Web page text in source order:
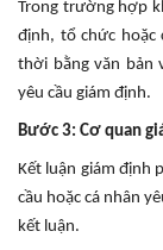
Trong trường hợp
định, tổ chức hoặc
thời bằng văn bản
yêu cầu giám định.
Bước 3: Cơ quan
Kết luận giám định
cầu hoặc cá nhân
kết luận.